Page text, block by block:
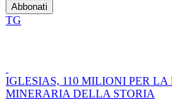
TG
IGLESIAS, 110 MILIONI PER
MINERARIA DELLA STORIA